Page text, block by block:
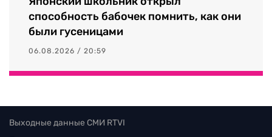
способность бабочек помнить, как они
были гусеницами
06.08.2026 / 20:59
Выходные данные СМИ RTVI